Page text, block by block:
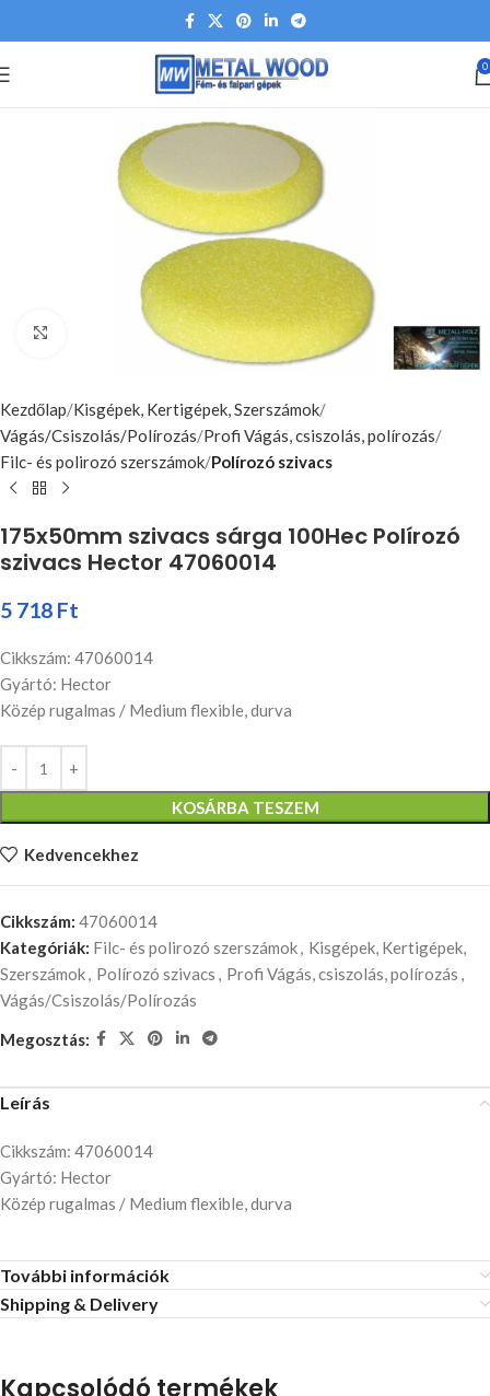
0
Nagyításhoz kattints ide
Kezdőlap Kisgépek, Kertigépek, Szerszámok
Vágás/Csiszolás/Polírozás Profi Vágás, csiszolás, polírozás
Filc- és polirozó szerszámok Polírozó szivacs
175x50mm szivacs sárga 100Hec Polírozó
szivacs Hector 47060014
5 718 Ft
Cikkszám: 47060014
Gyártó: Hector
Közép rugalmas / Medium flexible, durva
KOSÁRBA TESZEM
Kedvencekhez
Cikkszám: 47060014
Kategóriák: Filc- és polirozó szerszámok, Kisgépek, Kertigépek,
Szerszámok, Polírozó szivacs , Profi Vágás, csiszolás, polírozás ,
Vágás/Csiszolás/Polírozás
Megosztás:
Leírás
Cikkszám: 47060014
Gyártó: Hector
Közép rugalmas / Medium flexible, durva
További információk
Shipping & Delivery